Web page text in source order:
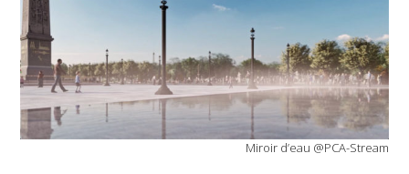
Miroir d’eau @PCA-Stream